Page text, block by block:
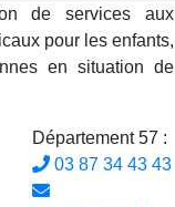
de services aux
pour les enfants,
en situation de
Département 57 :
03 87 34 43 43